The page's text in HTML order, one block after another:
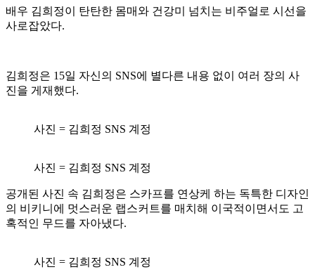
배우 김희정이 탄탄한 몸매와 건강미 넘치는 비주얼로 시선을
사로잡았다.
김희정은 15일 자신의 SNS에 별다른 내용 없이 여러 장의 사
진을 게재했다.
사진 = 김희정 SNS 계정
사진 = 김희정 SNS 계정
공개된 사진 속 김희정은 스카프를 연상케 하는 독특한 디자인
의 비키니에 멋스러운 랩스커트를 매치해 이국적이면서도 고
혹적인 무드를 자아냈다.
사진 = 김희정 SNS 계정